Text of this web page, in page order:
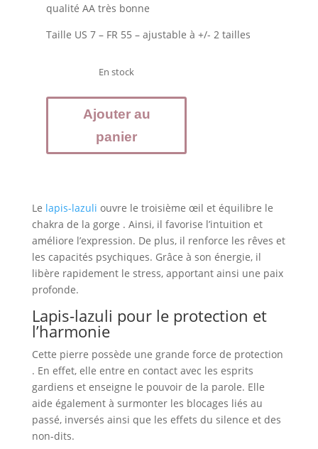
qualité AA très bonne
Taille US 7 – FR 55 – ajustable à +/- 2 tailles
En stock
quantité
de
LAPIS
925
ajustable
Ajouter au
panier
Le lapis-lazuli ouvre le troisième œil et équilibre le
chakra de la gorge . Ainsi, il favorise l’intuition et
améliore l’expression. De plus, il renforce les rêves et
les capacités psychiques. Grâce à son énergie, il
libère rapidement le stress, apportant ainsi une paix
profonde.
Lapis-lazuli pour le protection et
l’harmonie
Cette pierre possède une grande force de protection
. En effet, elle entre en contact avec les esprits
gardiens et enseigne le pouvoir de la parole. Elle
aide également à surmonter les blocages liés au
passé, inversés ainsi que les effets du silence et des
non-dits.